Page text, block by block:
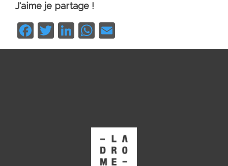
J'aime je partage !
Facebook
Twitter
LinkedIn
WhatsApp